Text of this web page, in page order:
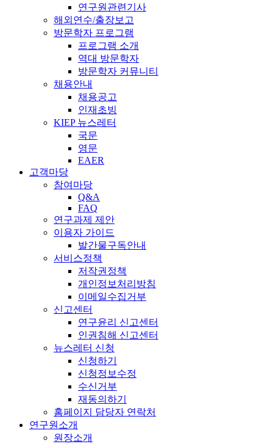
연구원관련기사
해외연수/출장보고
방문학자 프로그램
프로그램 소개
역대 방문학자
방문학자 커뮤니티
채용안내
채용공고
인재초빙
KIEP 뉴스레터
국문
영문
EAER
고객마당
참여마당
Q&A
FAQ
연구과제 제안
이용자 가이드
발간물구독안내
서비스정책
저작권정책
개인정보처리방침
이메일수집거부
신고센터
연구윤리 신고센터
인권침해 신고센터
뉴스레터 신청
신청하기
신청정보수정
수신거부
재동의하기
홈페이지 담당자 연락처
연구원소개
원장소개